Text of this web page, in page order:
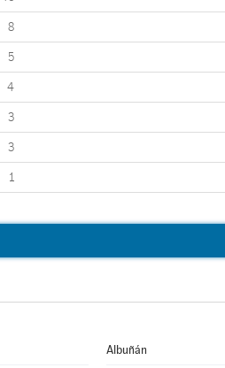
8
5
4
3
3
1
Albuñán